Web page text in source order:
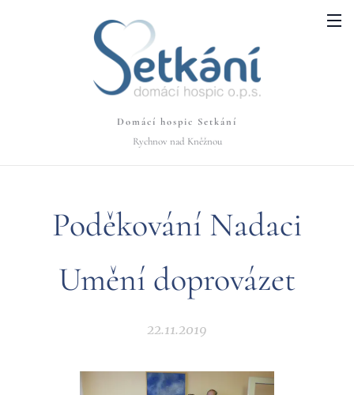
Domácí hospic Setkání
Rychnov nad Kněžnou
Poděkování Nadaci
Umění doprovázet
22.11.2019